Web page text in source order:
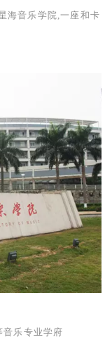
海音乐学院,一座和卡
乐专业学府